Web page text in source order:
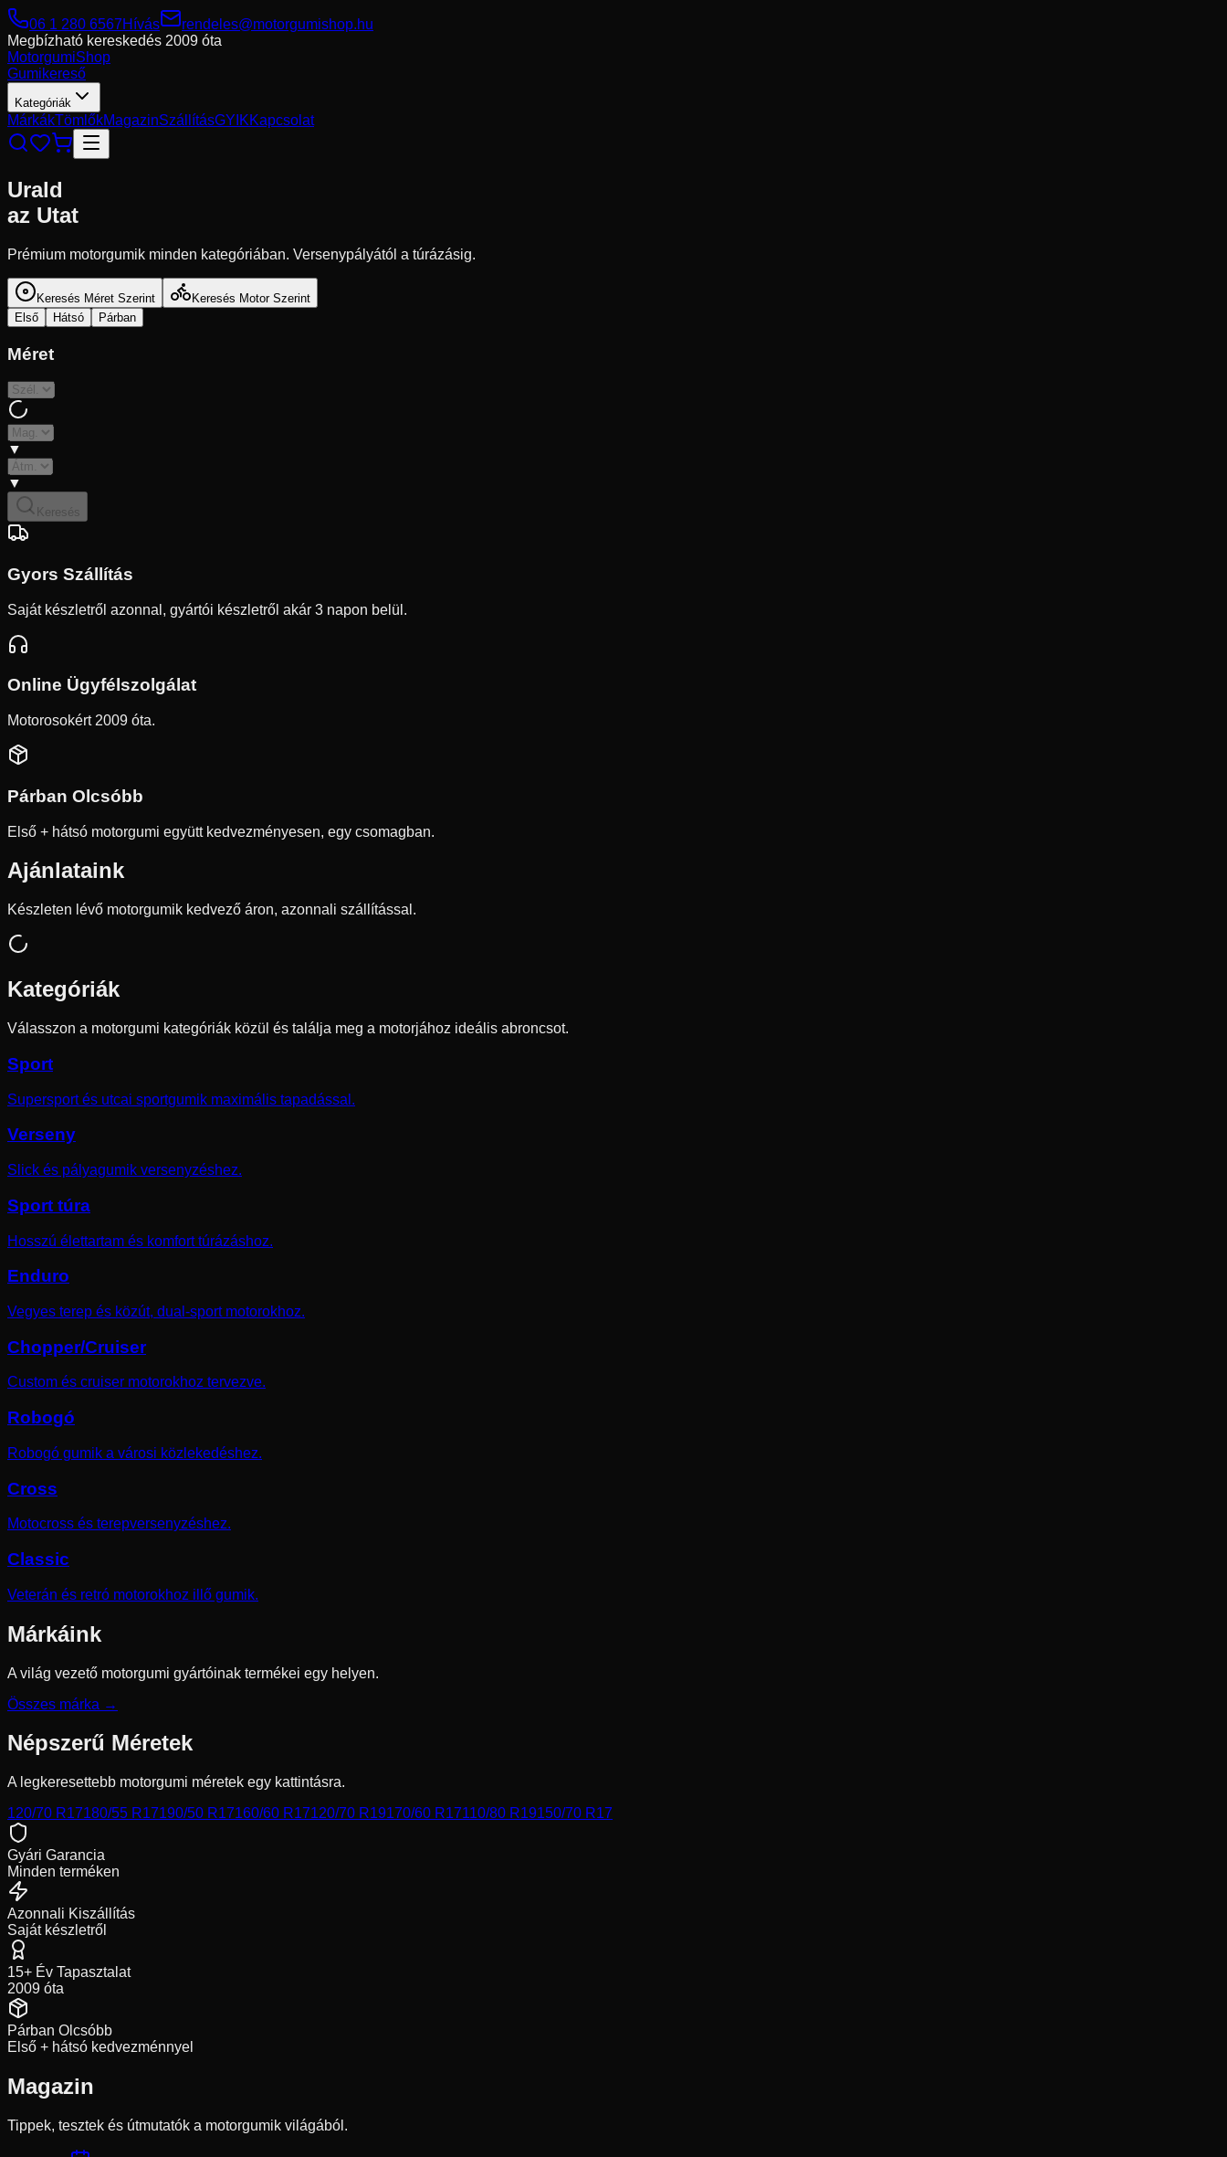
06 1 280 6567Hívás
rendeles@motorgumishop.hu
Megbízható kereskedés 2009 óta
MotorgumiShop
Gumikereső
Kategóriák
MárkákTömlőkMagazinSzállításGYIKKapcsolat
Urald
az Utat
Prémium motorgumik minden kategóriában. Versenypályától a túrázásig.
Keresés Méret Szerint
Keresés Motor Szerint
Első
Hátsó Párban
Méret
▼
▼
Keresés
Gyors Szállítás
Saját készletről azonnal, gyártói készletről akár 3 napon belül.
Online Ügyfélszolgálat
Motorosokért 2009 óta.
Párban Olcsóbb
Első + hátsó motorgumi együtt kedvezményesen, egy csomagban.
Ajánlataink
Készleten lévő motorgumik kedvező áron, azonnali szállítással.
Kategóriák
Válasszon a motorgumi kategóriák közül és találja meg a motorjához ideális abroncsot.
Sport
Supersport és utcai sportgumik maximális tapadással.
Verseny
Slick és pályagumik versenyzéshez.
Sport túra
Hosszú élettartam és komfort túrázáshoz.
Enduro
Vegyes terep és közút, dual-sport motorokhoz.
Chopper/Cruiser
Custom és cruiser motorokhoz tervezve.
Robogó
Robogó gumik a városi közlekedéshez.
Cross
Motocross és terepversenyzéshez.
Classic
Veterán és retró motorokhoz illő gumik.
Márkáink
A világ vezető motorgumi gyártóinak termékei egy helyen.
Összes márka →
Népszerű Méretek
A legkeresettebb motorgumi méretek egy kattintásra.
120/70 R17180/55 R17190/50 R17160/60 R17120/70 R19170/60 R17110/80 R19150/70 R17
Gyári Garancia
Minden terméken
Azonnali Kiszállítás
Saját készletről
15+ Év Tapasztalat
2009 óta
Párban Olcsóbb
Első + hátsó kedvezménnyel
Magazin
Tippek, tesztek és útmutatók a motorgumik világából.